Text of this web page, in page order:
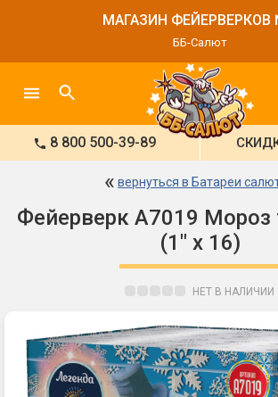
МАГАЗИН ФЕЙЕРВЕРКОВ
ББ-Салют
8 800 500-39-89
« вернуться в Батареи
Фейерверк А7019 Мороз
(1" х 16)
НЕТ В НАЛИЧИИ